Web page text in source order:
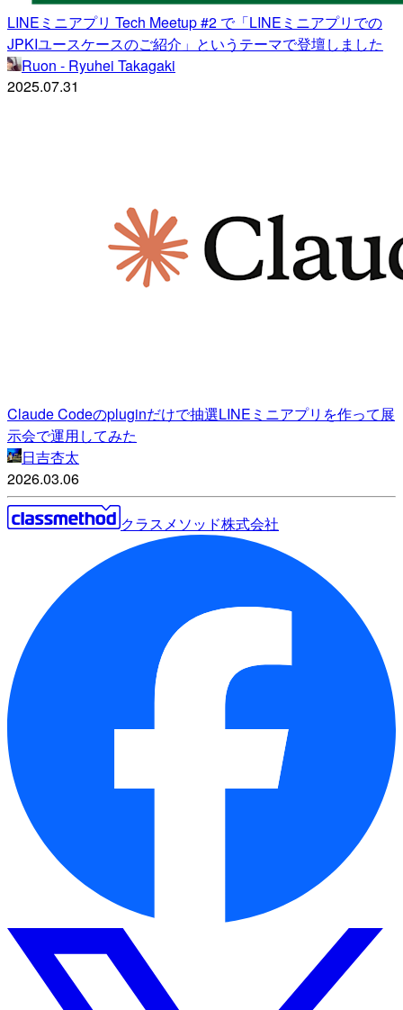
LINEミニアプリ Tech Meetup #2 で「LINEミニアプリでの
JPKIユースケースのご紹介」というテーマで登壇しました
Ruon - Ryuhei Takagaki
2025.07.31
Claude Codeのpluginだけで抽選LINEミニアプリを作って展
示会で運用してみた
日吉杏太
2026.03.06
クラスメソッド株式会社